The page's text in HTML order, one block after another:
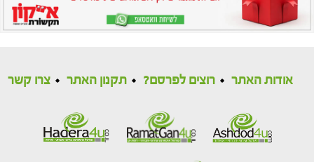
אודות האתר רוצים לפרסם? תקנון האתר צרו קשר